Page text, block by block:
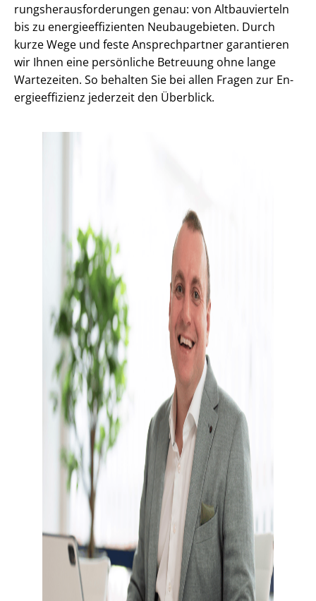
rungs­her­aus­for­de­run­gen genau: von Altbauvierteln
bis zu en­er­gie­ef­fi­zi­en­ten Neubaugebieten. Durch
kurze Wege und feste Ansprechpartner garantieren
wir Ihnen eine persönliche Betreuung ohne lange
Wartezeiten. So behalten Sie bei allen Fragen zur En­
er­gie­ef­fi­zi­enz jederzeit den Überblick.